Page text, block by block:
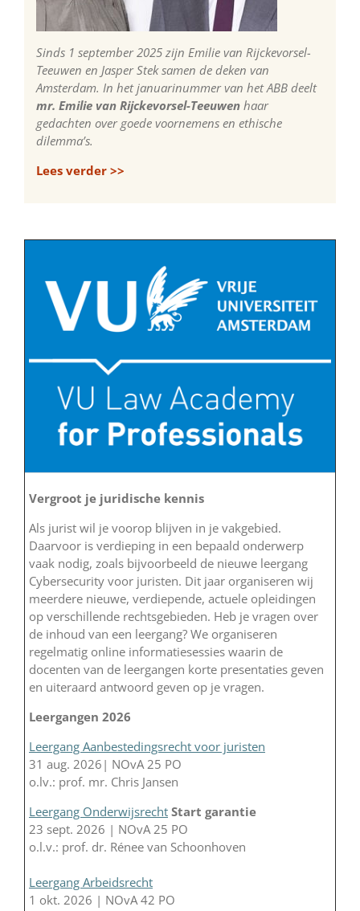
Sinds 1 september 2025 zijn Emilie van Rijckevorsel-
Teeuwen en Jasper Stek samen de deken van
Amsterdam. In het januarinummer van het ABB deelt
mr. Emilie van Rijckevorsel-Teeuwen haar
gedachten over goede voornemens en ethische
dilemma’s.
Lees verder >>
Vergroot je juridische kennis
Als jurist wil je voorop blijven in je vakgebied.
Daarvoor is verdieping in een bepaald onderwerp
vaak nodig, zoals bijvoorbeeld de nieuwe leergang
Cybersecurity voor juristen. Dit jaar organiseren wij
meerdere nieuwe, verdiepende, actuele opleidingen
op verschillende rechtsgebieden. Heb je vragen over
de inhoud van een leergang? We organiseren
regelmatig online informatiesessies waarin de
docenten van de leergangen korte presentaties geven
en uiteraard antwoord geven op je vragen.
Leergangen 2026
Leergang Aanbestedingsrecht voor juristen
31 aug. 2026| NOvA 25 PO
o.lv.: prof. mr. Chris Jansen
Leergang Onderwijsrecht Start garantie
23 sept. 2026 | NOvA 25 PO
o.l.v.: prof. dr. Rénee van Schoonhoven
Leergang Arbeidsrecht
1 okt. 2026 | NOvA 42 PO